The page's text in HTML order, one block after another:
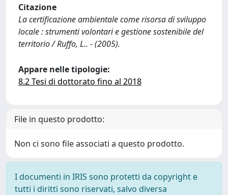
Citazione
La certificazione ambientale come risorsa di sviluppo
locale : strumenti volontari e gestione sostenibile del
territorio / Ruffo, L.. - (2005).
Appare nelle tipologie:
8.2 Tesi di dottorato fino al 2018
File in questo prodotto:
Non ci sono file associati a questo prodotto.
I documenti in IRIS sono protetti da copyright e
tutti i diritti sono riservati, salvo diversa